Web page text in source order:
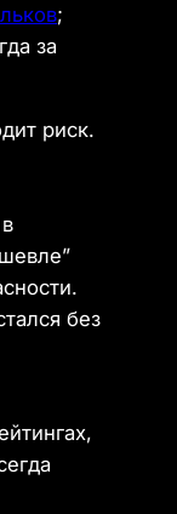
;
за
риск.
без